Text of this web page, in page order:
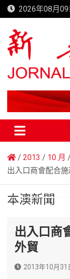
Skip
to
content
2026年08月09
新華澳報
2013 10 月
出入口商會配合
本澳新聞
出入口商
外貿
2013年10月31